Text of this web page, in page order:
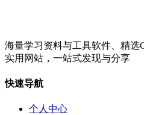
海量学习资料与工具软件、精选
实用网站，一站式发现与分享
快速导航
个人中心